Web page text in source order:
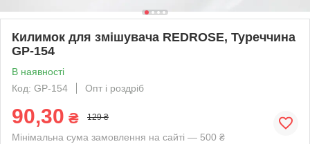
Килимок для змішувача REDROSE, Туреччина
GP-154
В наявності
Код: GP-154
Опт і роздріб
90,30 ₴ 129 ₴
Мінімальна сума замовлення на сайті — 500 ₴